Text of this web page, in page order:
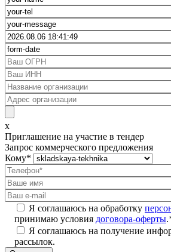
x
Приглашение на участие в тендер
Запрос коммерческого предложения
Кому*
Я соглашаюсь на обработку
принимаю условия договора-оферты.
Я соглашаюсь на получение
рассылок.